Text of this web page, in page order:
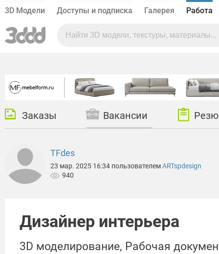
3D Модели Доступы и подписка Галерея Работа
Заказы Вакансии
TFdes
23 мар. 2025 16:34 пользователемARTspdesign
940
Дизайнер интерьера
3D моделирование, Рабочая